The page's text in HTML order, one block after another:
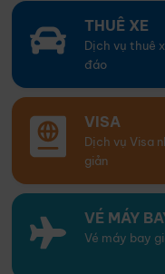
THUÊ XE
Dịch vụ thuê
đáo
VISA
Dịch vụ Visa
giản
VÉ MÁY
Vé máy bay